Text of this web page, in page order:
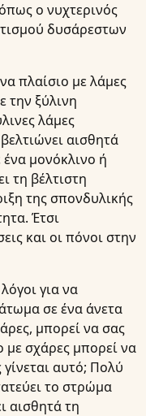
ο νυχτερινός
δυσάρεστων
πλαίσιο με λάμες
την ξύλινη
λάμες
αισθητά
μονόκλινο ή
τη βέλτιστη
της σπονδυλικής
Έτσι
και οι πόνοι στην
για να
σε ένα άνετα
μπορεί να σας
με σχάρες μπορεί να
αυτό; Πολύ
το στρώμα
αισθητά τη